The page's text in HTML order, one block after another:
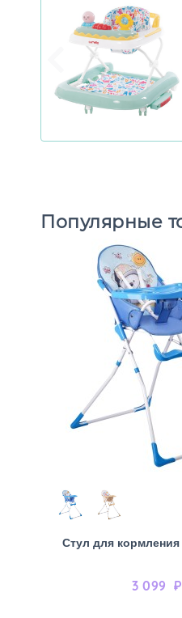
Популярные
Стул для кормления
3 099 ₽